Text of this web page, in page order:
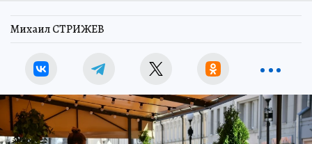
Михаил СТРИЖЕВ